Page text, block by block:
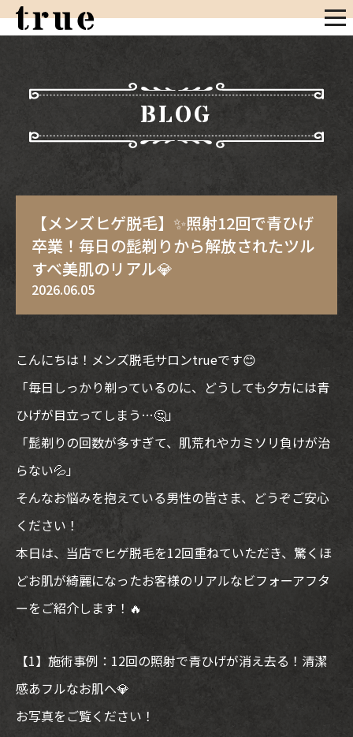
BLOG
【メンズヒゲ脱毛】✨照射12回で青ひげ
卒業！毎日の髭剃りから解放されたツル
すべ美肌のリアル💎
2026.06.05
こんにちは！メンズ脱毛サロンtrueです😊
「毎日しっかり剃っているのに、どうしても夕方には青
ひげが目立ってしまう…🤔」
「髭剃りの回数が多すぎて、肌荒れやカミソリ負けが治
らない💦」
そんなお悩みを抱えている男性の皆さま、どうぞご安心
ください！
本日は、当店でヒゲ脱毛を12回重ねていただき、驚くほ
どお肌が綺麗になったお客様のリアルなビフォーアフタ
ーをご紹介します！🔥
【1】施術事例：12回の照射で青ひげが消え去る！清潔
感あフルなお肌へ💎
お写真をご覧ください！